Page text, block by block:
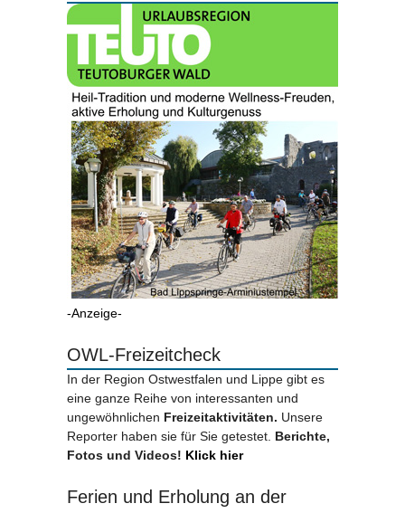
-Anzeige-
OWL-Freizeitcheck
In der Region Ostwestfalen und Lippe gibt es
eine ganze Reihe von interessanten und
ungewöhnlichen Freizeitaktivitäten. Unsere
Reporter haben sie für Sie getestet. Berichte,
Fotos und Videos! Klick hier
Ferien und Erholung an der